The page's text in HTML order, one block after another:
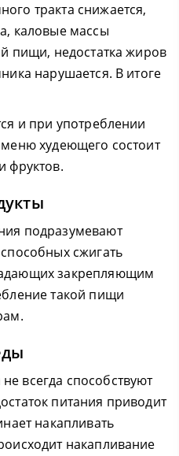
тракта снижается,
каловые массы
пищи, недостатка жиров
нарушается. В итоге
и при употреблении
худеющего состоит
фруктов.
подразумевают
сжигать
закрепляющим
такой пищи
всегда способствуют
питания приводит
накапливать
накапливание